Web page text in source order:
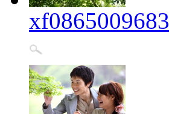
xf0865009683